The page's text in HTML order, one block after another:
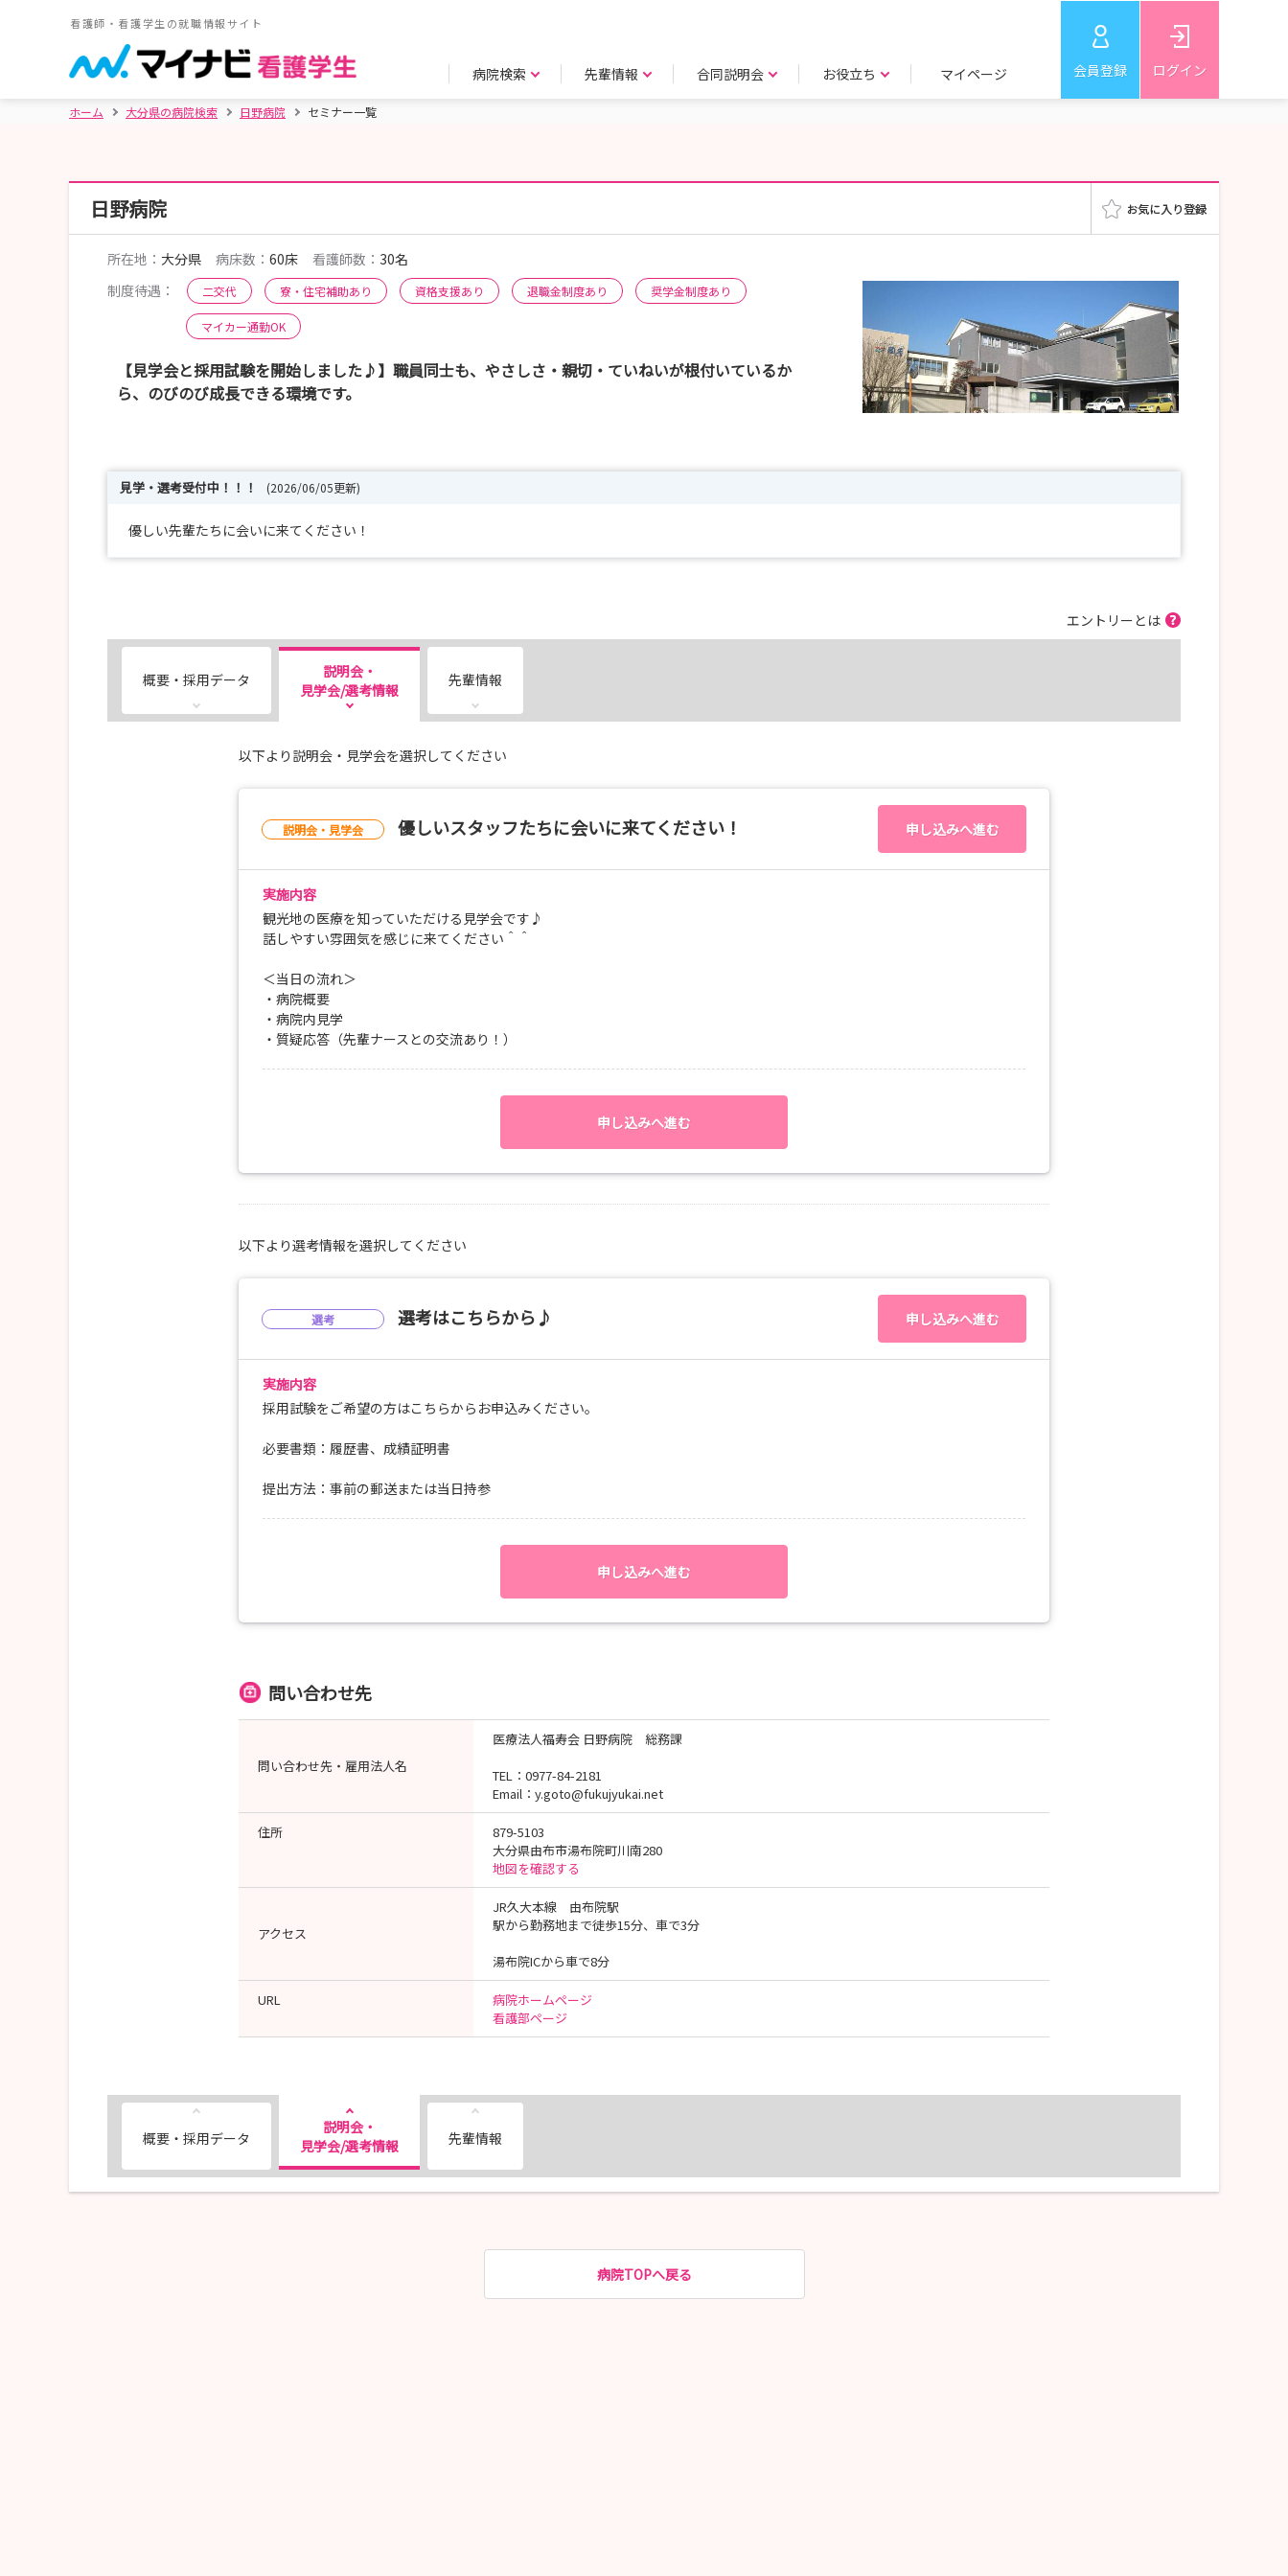
看護師・看護学生の就職情報サイト
病院検索 先輩情報 合同説明会 お役立ち マイページ 会員登録 ログイン
ホーム 大分県の病院検索 日野病院 セミナー一覧
日野病院
所在地： 大分県 病床数： 60床 看護師数： 30名
制度待遇：
二交代 寮・住宅補助あり 資格支援あり 退職金制度あり 奨学金制度あり
マイカー通勤OK
【見学会と採用試験を開始しました♪】職員同士も、やさしさ・親切・ていねいが根付いているか
ら、のびのび成長できる環境です。
見学・選考受付中！！！ (2026/06/05更新)
優しい先輩たちに会いに来てください！
エントリーとは
概要・採用データ
説明会・
見学会/選考情報
先輩情報
以下より説明会・見学会を選択してください
説明会・見学会 優しいスタッフたちに会いに来てください！ 申し込みへ進む
実施内容
観光地の医療を知っていただける見学会です♪
話しやすい雰囲気を感じに来てください＾＾
＜当日の流れ＞
・病院概要
・病院内見学
・質疑応答（先輩ナースとの交流あり！）
申し込みへ進む
以下より選考情報を選択してください
選考 選考はこちらから♪ 申し込みへ進む
実施内容
採用試験をご希望の方はこちらからお申込みください。
必要書類：履歴書、成績証明書
提出方法：事前の郵送または当日持参
申し込みへ進む
問い合わせ先
問い合わせ先・雇用法人名
医療法人福寿会 日野病院 総務課
TEL：0977-84-2181
Email：y.goto@fukujyukai.net
住所
879-5103
大分県由布市湯布院町川南280
地図を確認する
アクセス
JR久大本線 由布院駅
駅から勤務地まで徒歩15分、車で3分
湯布院ICから車で8分
URL
病院ホームページ
看護部ページ
概要・採用データ
説明会・
見学会/選考情報
先輩情報
病院TOPへ戻る